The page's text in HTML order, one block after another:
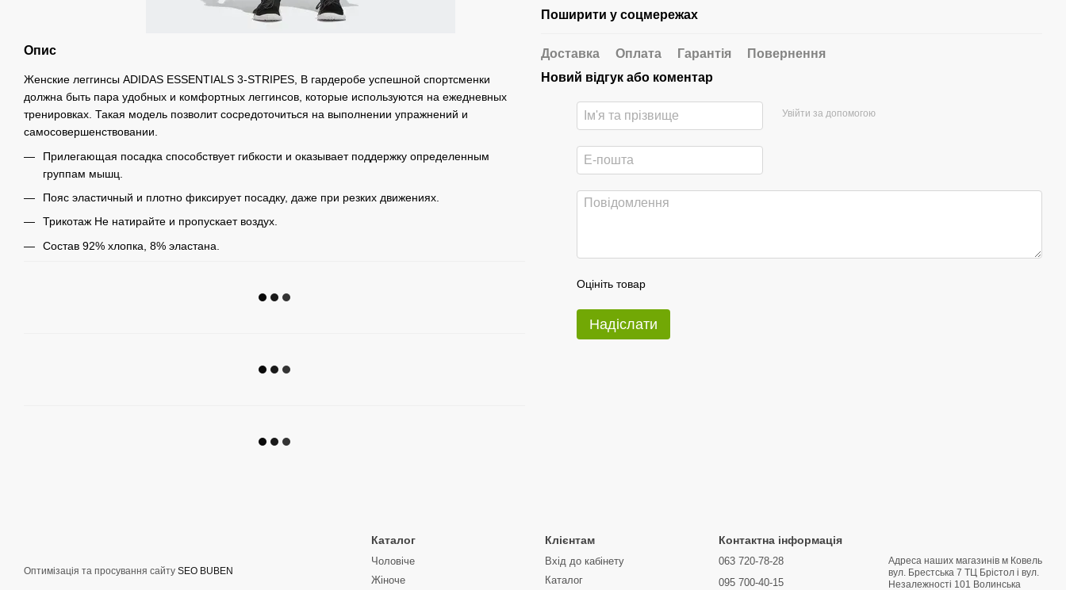
Опис
Женские леггинсы ADIDAS ESSENTIALS 3-STRIPES, В гардеробе успешной спортсменки
должна быть пара удобных и комфортных леггинсов, которые используются на ежедневных
тренировках. Такая модель позволит сосредоточиться на выполнении упражнений и
самосовершенствовании.
Прилегающая посадка способствует гибкости и оказывает поддержку определенным
группам мышц.
Пояс эластичный и плотно фиксирует посадку, даже при резких движениях.
Трикотаж Не натирайте и пропускает воздух.
Состав 92% хлопка, 8% эластана.
Поширити у соцмережах
Доставка Оплата Гарантія
Повернення
Новий відгук або коментар
Увійти за допомогою
Оцініть товар
Надіслати
Оптимізація та просування сайту SEO BUBEN
Каталог
Чоловіче
Жіноче
Клієнтам
Вхід до кабінету
Каталог
Контактна інформація
063 720-78-28
095 700-40-15
Адреса наших магазинів м Ковель
вул. Брестська 7 ТЦ Брістол і вул.
Hезалежності 101 Волинська